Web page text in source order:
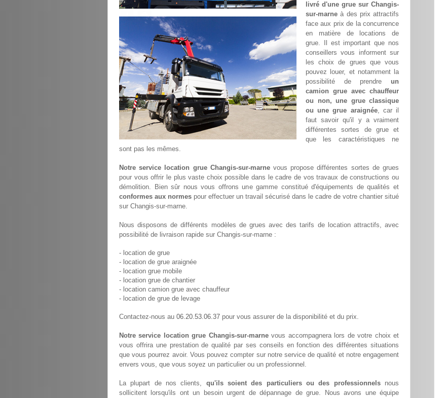
livré d'une grue sur Changis-
sur-marne à des prix attractifs
face aux prix de la concurrence
en matière de locations de
grue. Il est important que nos
conseillers vous informent sur
les choix de grues que vous
pouvez louer, et notamment la
possibilité de prendre un
camion grue avec chauffeur
ou non, une grue classique
ou une grue araignée, car il
faut savoir qu'il y a vraiment
différentes sortes de grue et
que les caractéristiques ne
sont pas les mêmes.
Notre service location grue Changis-sur-marnevous propose différentes sortes de grues
pour vous offrir le plus vaste choix possible dans le cadre de vos travaux de constructions ou
démolition. Bien sûr nous vous offrons une gamme constitué d'équipements de qualités et
conformes aux normes pour effectuer un travail sécurisé dans le cadre de votre chantier situé
sur Changis-sur-marne.
Nous disposons de différents modèles de grues avec des tarifs de location attractifs, avec
possibilité de livraison rapide sur Changis-sur-marne :
- location de grue
- location de grue araignée
- location grue mobile
- location grue de chantier
- location camion grue avec chauffeur
- location de grue de levage
Contactez-nous au 06.20.53.06.37 pour vous assurer de la disponibilité et du prix.
Notre service location grue Changis-sur-marnevous accompagnera lors de votre choix et
vous offrira une prestation de qualité par ses conseils en fonction des différentes situations
que vous pourrez avoir. Vous pouvez compter sur notre service de qualité et notre engagement
envers vous, que vous soyez un particulier ou un professionnel.
La plupart de nos clients, qu'ils soient des particuliers ou des professionnelsnous
sollicitent lorsqu'ils ont un besoin urgent de dépannage de grue. Nous avons une équipe